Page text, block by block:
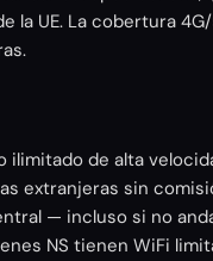
la UE. La cobertura
de alta
extranjeras sin
— incluso si no
NS tienen WiFi